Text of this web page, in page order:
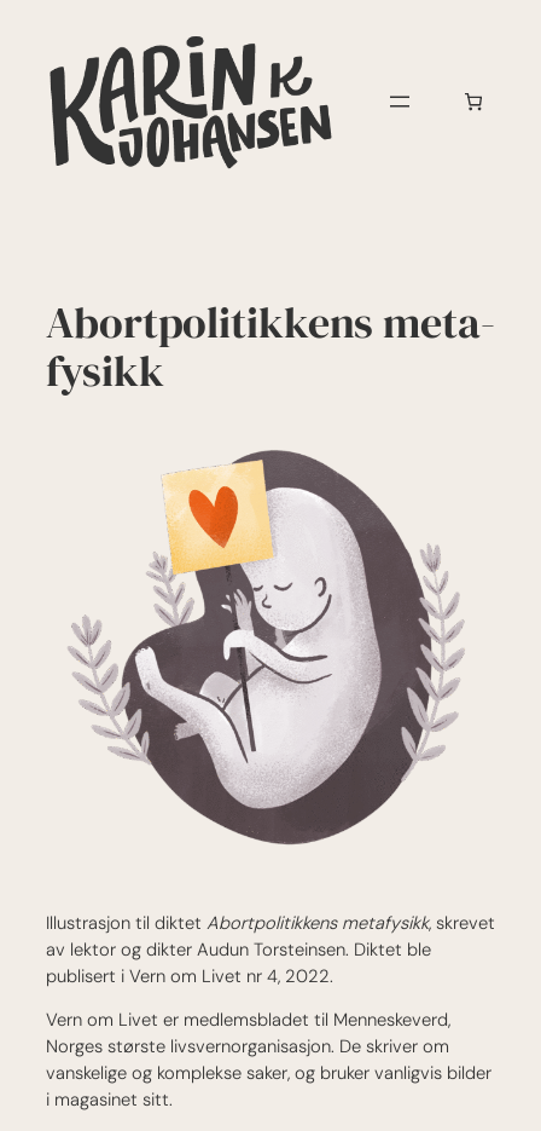
innhold
Abort­politikkens meta­
fysikk
Illustrasjon til diktet Abortpolitikkens metafysikk, skrevet
av lektor og dikter Audun Torsteinsen. Diktet ble
publisert i Vern om Livet nr 4, 2022.
Vern om Livet er medlemsbladet til Menneskeverd,
Norges største livsvernorganisasjon. De skriver om
vanskelige og komplekse saker, og bruker vanligvis bilder
i magasinet sitt.